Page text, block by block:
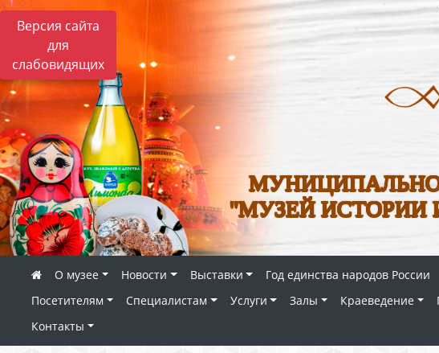
Версия сайта
для
слабовидящих
"МУЗЕЙ ИСТОРИИ
О музее Новости Выставки Год единства народов России
Посетителям
Специалистам Услуги Залы Краеведение
Контакты